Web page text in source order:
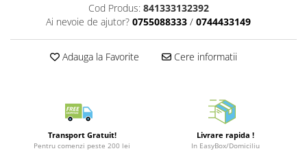
Plusuri si papusi
Decoratiuni
Studio Ghibli/My Neighbor
Totoro/Kiki etc
Minecraft
Cod Produs: 841333132392
Ai nevoie de ajutor? 0755088333 / 0744433149
Adauga la Favorite Cere informatii
Transport Gratuit!
Pentru comenzi peste 200 lei
Livrare rapida !
In EasyBox/Domiciliu